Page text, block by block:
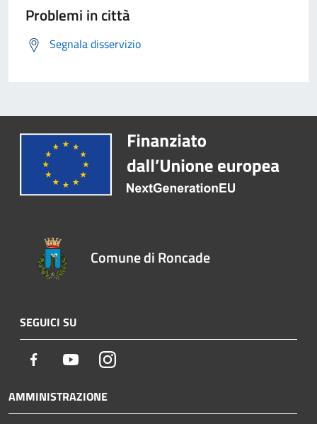
Problemi in città
Segnala disservizio
Comune di Roncade
SEGUICI SU
Facebook YoutubeInstagram
AMMINISTRAZIONE